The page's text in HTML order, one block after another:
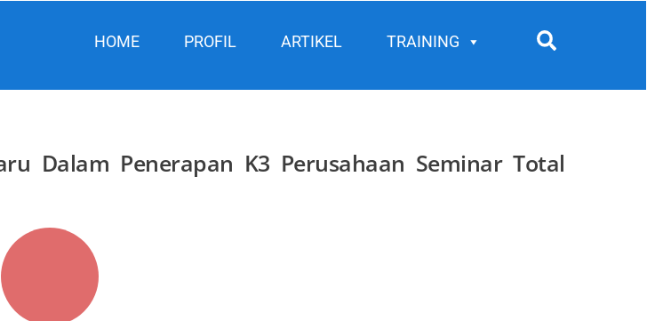
HOME PROFIL ARTIKEL TRAINING
Dalam Penerapan K3 Perusahaan Seminar Total